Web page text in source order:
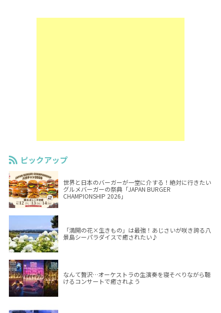
ピックアップ
世界と日本のバーガーが一堂に介する！絶対に行きたい
グルメバーガーの祭典「JAPAN BURGER
CHAMPIONSHIP 2026」
「満開の花×生きもの」は最強！あじさいが咲き誇る八
景島シーパラダイスで癒されたい♪
なんて贅沢…オーケストラの生演奏を寝そべりながら聴
けるコンサートで癒されよう